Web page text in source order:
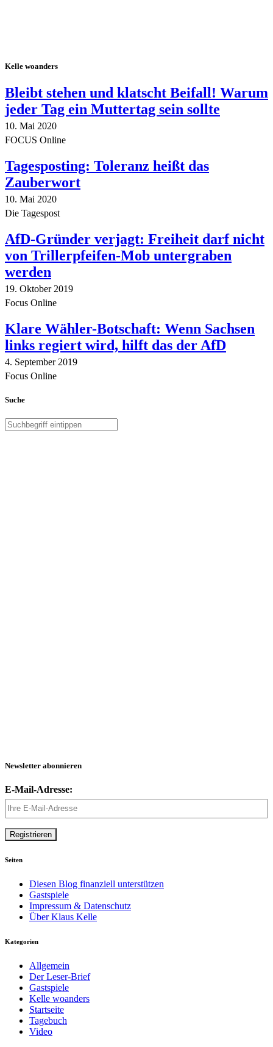
Kelle woanders
Bleibt stehen und klatscht Beifall! Warum
jeder Tag ein Muttertag sein sollte
10. Mai 2020
FOCUS Online
Tagesposting: Toleranz heißt das
Zauberwort
10. Mai 2020
Die Tagespost
AfD-Gründer verjagt: Freiheit darf nicht
von Trillerpfeifen-Mob untergraben
werden
19. Oktober 2019
Focus Online
Klare Wähler-Botschaft: Wenn Sachsen
links regiert wird, hilft das der AfD
4. September 2019
Focus Online
Suche
Newsletter abonnieren
E-Mail-Adresse:
Seiten
Diesen Blog finanziell unterstützen
Gastspiele
Impressum & Datenschutz
Über Klaus Kelle
Kategorien
Allgemein
Der Leser-Brief
Gastspiele
Kelle woanders
Startseite
Tagebuch
Video